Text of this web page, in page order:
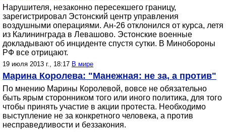
Нарушителя, незаконно пересекшего границу,
зарегистрировал Эстонский центр управления
воздушными операциями. Ан-26 отклонился от курса, летя
из Калининграда в Левашово. Эстонские военные
докладывают об инциденте спустя сутки. В Минобороны
РФ все отрицают.
19 июля 2013 г., 18:17 В мире
Марина Королева: "Манежная: не за, а против"
По мнению Марины Королевой, вовсе не обязательно
быть ярым сторонником того или иного политика, для того
чтобы принять участие в акции протеста. Необходимо
выступление не за конкретного человека, а против
несправедливости и беззакония.